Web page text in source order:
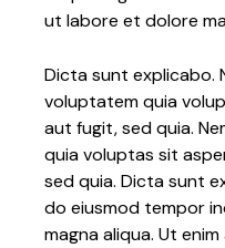
ut labore et dolore
Dicta sunt explicabo.
voluptatem quia
aut fugit, sed quia.
quia voluptas sit
sed quia. Dicta sunt
do eiusmod tempor
magna aliqua. Ut